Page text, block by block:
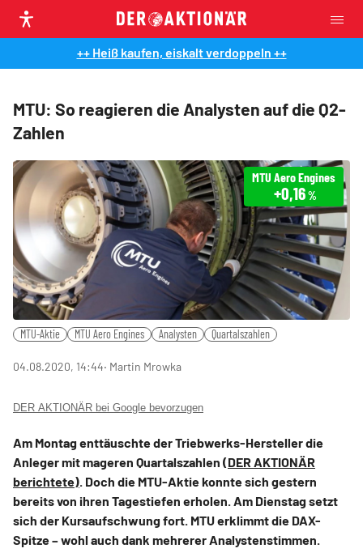
++ Heiß kaufen, eiskalt verdoppeln ++
MTU: So reagieren die Analysten auf die Q2-
Zahlen
MTU Aero Engines
+0,16%
MTU-Aktie MTU Aero Engines Analysten Quartalszahlen
04.08.2020, 14:44‧ Martin Mrowka
DER AKTIONÄR bei Google bevorzugen
Am Montag enttäuschte der Triebwerks-Hersteller die
Anleger mit mageren Quartalszahlen (DER AKTIONÄR
berichtete) . Doch die MTU-Aktie konnte sich gestern
bereits von ihren Tagestiefen erholen. Am Dienstag setzt
sich der Kursaufschwung fort. MTU erklimmt die DAX-
Spitze – wohl auch dank mehrerer Analystenstimmen.